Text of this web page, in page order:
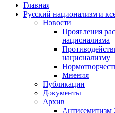
Главная
Русский национализм и
Новости
Проявления
национализма
национализму
Мнения
Публикации
Документы
Архив
Антисемитизм